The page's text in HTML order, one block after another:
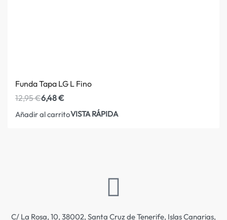
Funda Tapa LG L Fino
12,95€6,48€
Añadir al carritoVISTA RÁPIDA
C/ La Rosa, 10, 38002, Santa Cruz de Tenerife, Islas Canarias,